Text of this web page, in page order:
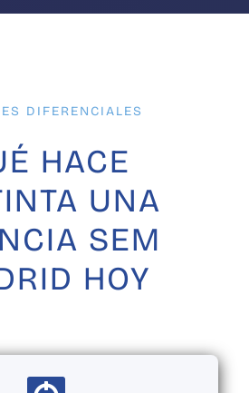
DIFERENCIALES
HACE
UNA
SEM
HOY